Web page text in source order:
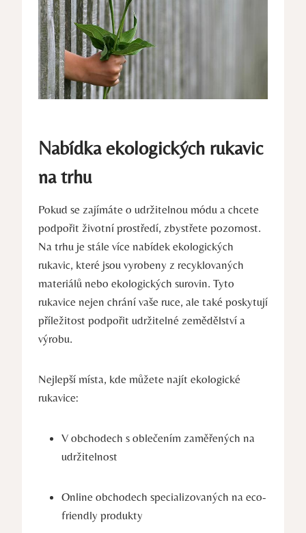
Nabídka ekologických rukavic
na ⁤trhu
Pokud ⁤se zajímáte o udržitelnou ​módu a chcete
podpořit ‍životní prostředí, zbystřete pozornost.
Na ⁢trhu je stále více nabídek ekologických ​
rukavic, které jsou vyrobeny z recyklovaných
⁤materiálů nebo ekologických surovin. Tyto
rukavice​ nejen ​chrání vaše ⁢ruce, ale také poskytují
příležitost podpořit ​udržitelné zemědělství a⁣
výrobu.
Nejlepší místa, kde můžete najít ⁤ekologické
rukavice:
V obchodech s ⁢oblečením⁤ zaměřených​ na
udržitelnost
Online obchodech specializovaných na eco-
friendly produkty